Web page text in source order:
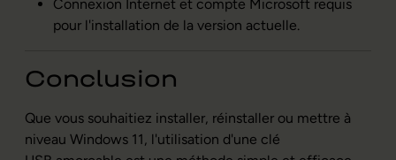
Connexion Internet et compte Microsoft requis
pour l'installation de la version actuelle.
Conclusion
Que vous souhaitiez installer, réinstaller ou mettre à
niveau Windows 11, l'utilisation d'une clé